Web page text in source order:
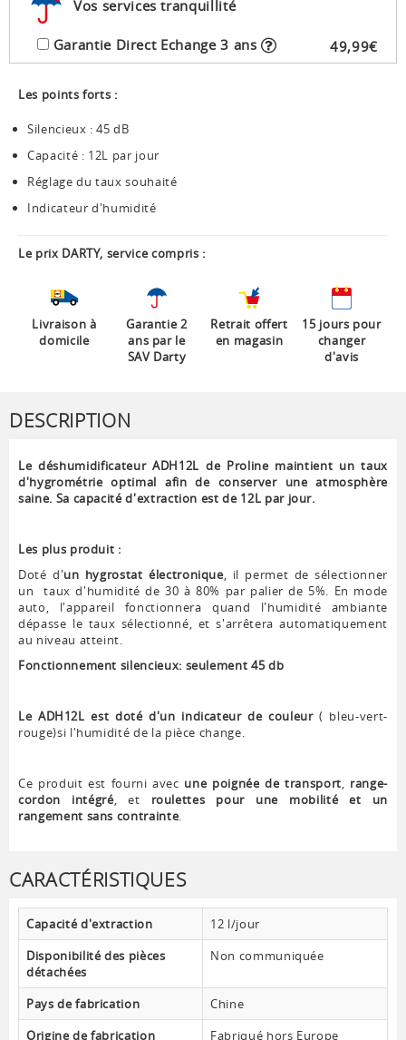
Vos services tranquillité
Garantie Direct Echange 3 ans 49,99€
Les points forts :
Silencieux : 45 dB
Capacité : 12L par jour
Réglage du taux souhaité
Indicateur d'humidité
Le prix DARTY, service compris :
Livraison à
domicile
Garantie 2
ans par le
SAV Darty
Retrait offert
en magasin
15 jours pour
changer
d'avis
DESCRIPTION
Le déshumidificateur ADH12L de Proline maintient un taux
d'hygrométrie optimal afin de conserver une atmosphère
saine. Sa capacité d'extraction est de 12L par jour.
Les plus produit :
Doté d'un hygrostat électronique, il permet de sélectionner
un taux d'humidité de 30 à 80% par palier de 5%. En mode
auto, l'appareil fonctionnera quand l'humidité ambiante
dépasse le taux sélectionné, et s'arrêtera automatiquement
au niveau atteint.
Fonctionnement silencieux: seulement 45 db
Le ADH12L est doté d'un indicateur de couleur( bleu-vert-
rouge)si l'humidité de la pièce change.
Ce produit est fourni avec une poignée de transport, range-
cordon intégré, et roulettes pour une mobilité et un
rangement sans contrainte.
CARACTÉRISTIQUES
Capacité d'extraction
12 l/jour
Disponibilité des pièces
détachées
Non communiquée
Pays de fabrication
Chine
Origine de fabrication
Fabriqué hors Europe